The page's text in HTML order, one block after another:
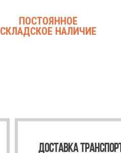
ПОСТОЯННОЕ
СКЛАДСКОЕ НАЛИЧИЕ
ДОСТАВКА